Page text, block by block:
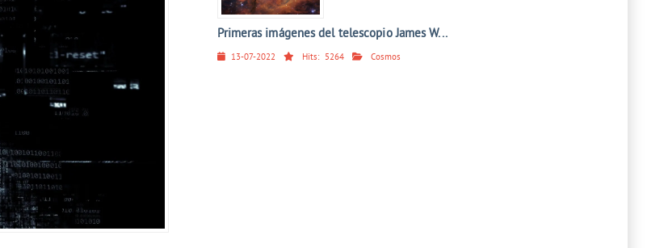
Primeras imágenes del telescopio James W...
13-07-2022 Hits: 5264 Cosmos